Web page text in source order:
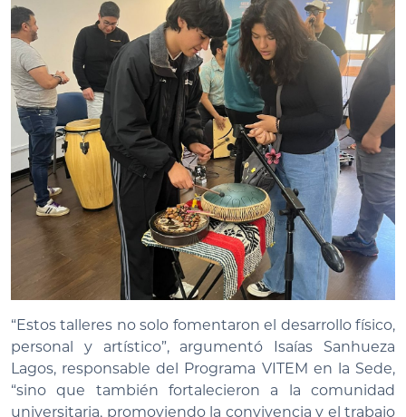
“Estos talleres no solo fomentaron el desarrollo físico,
personal y artístico”, argumentó Isaías Sanhueza
Lagos, responsable del Programa VITEM en la Sede,
“sino que también fortalecieron a la comunidad
universitaria, promoviendo la convivencia y el trabajo